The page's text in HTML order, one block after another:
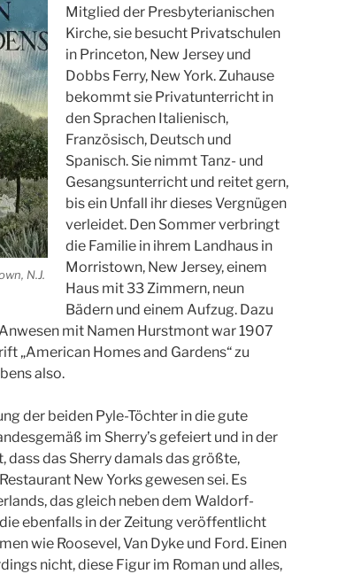
N.J.
Mitglied der Presbyterianischen
Kirche, sie besucht Privatschulen
in Princeton, New Jersey und
Dobbs Ferry, New York. Zuhause
bekommt sie Privatunterricht in
den Sprachen Italienisch,
Französisch, Deutsch und
Spanisch. Sie nimmt Tanz- und
Gesangsunterricht und reitet gern,
bis ein Unfall ihr dieses Vergnügen
verleidet. Den Sommer verbringt
die Familie in ihrem Landhaus in
Morristown, New Jersey, einem
Haus mit 33 Zimmern, neun
Bädern und einem Aufzug. Dazu
mit Namen Hurstmont war 1907
„American Homes and Gardens“ zu
also.
der beiden Pyle-Töchter in die gute
im Sherry’s gefeiert und in der
dass das Sherry damals das größte,
New Yorks gewesen sei. Es
das gleich neben dem Waldorf-
ebenfalls in der Zeitung veröffentlicht
wie Roosevel, Van Dyke und Ford. Einen
nicht, diese Figur im Roman und alles,